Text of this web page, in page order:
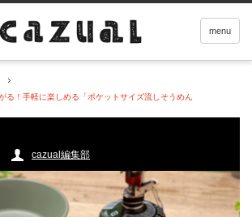
menu
る！手軽に楽しめる「ポケットサイズ流しそうめん
cazual編集部